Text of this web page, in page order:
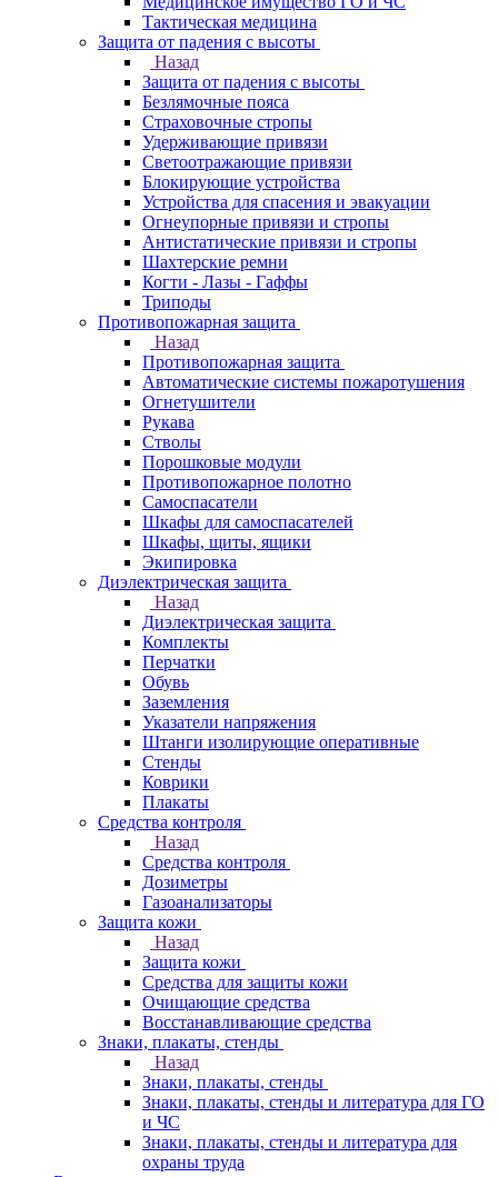
Тактическая медицина
Защита от падения с высоты
Назад
Защита от падения с высоты
Безлямочные пояса
Страховочные стропы
Удерживающие привязи
Светоотражающие привязи
Блокирующие устройства
Устройства для спасения и эвакуации
Огнеупорные привязи и стропы
Антистатические привязи и стропы
Шахтерские ремни
Когти - Лазы - Гаффы
Триподы
Противопожарная защита
Назад
Противопожарная защита
Автоматические системы пожаротушения
Огнетушители
Рукава
Стволы
Порошковые модули
Противопожарное полотно
Самоспасатели
Шкафы для самоспасателей
Шкафы, щиты, ящики
Экипировка
Диэлектрическая защита
Назад
Диэлектрическая защита
Комплекты
Перчатки
Обувь
Заземления
Указатели напряжения
Штанги изолирующие оперативные
Стенды
Коврики
Плакаты
Средства контроля
Назад
Средства контроля
Дозиметры
Газоанализаторы
Защита кожи
Назад
Защита кожи
Средства для защиты кожи
Очищающие средства
Восстанавливающие средства
Знаки, плакаты, стенды
Назад
Знаки, плакаты, стенды
Знаки, плакаты, стенды и литература для ГО
и ЧС
Знаки, плакаты, стенды и литература для
охраны труда